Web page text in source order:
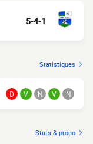
5-4-1
Statistiques
D V N V N
Stats & prono